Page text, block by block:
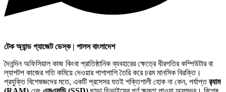
টেক অ্যান্ড গ্যাজেট ডেস্ক | পালস বাংলাদেশ
দৈনন্দিন অফিসিয়াল কাজ কিংবা প্রাতিষ্ঠানিক ব্যবহারের ক্ষেত্রে ধীরগতির কম্পিউটার বা
ল্যাপটপ কাজের গতি কমিয়ে দেওয়ার পাশাপাশি তৈরি করে চরম মানসিক বিরক্তি।
প্রযুক্তি বিশেষজ্ঞদের মতে, একটি প্রসেসর যতই শক্তিশালী হোক না কেন, পর্যাপ্তর‍্যাম